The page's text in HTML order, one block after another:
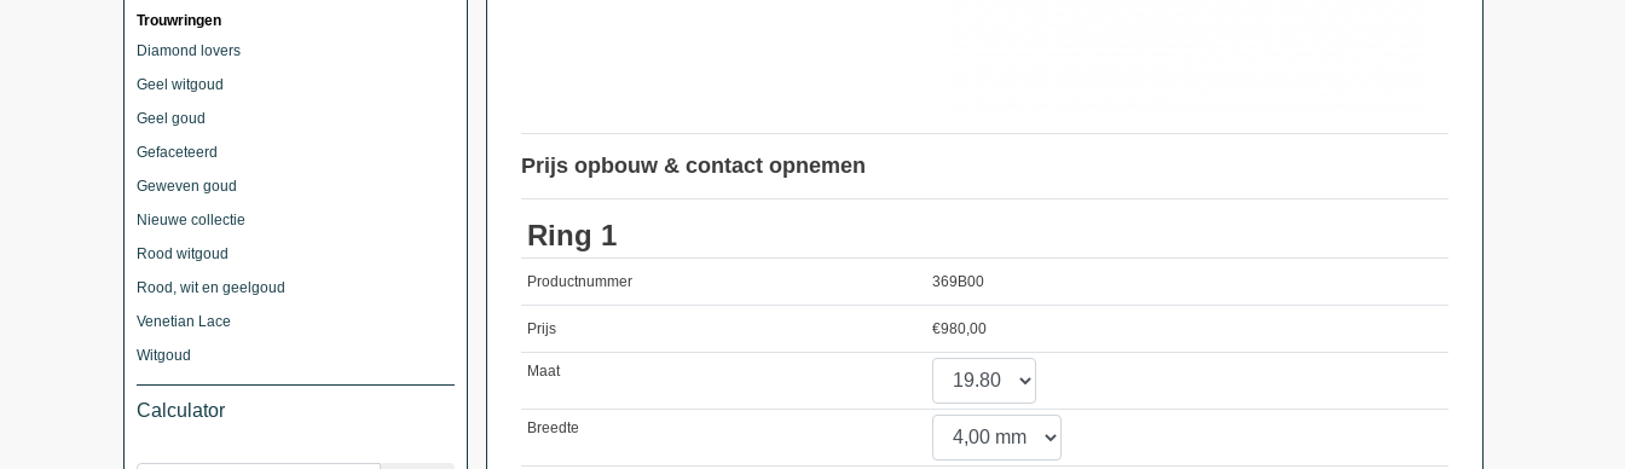
Prijs opbouw & contact opnemen
Ring 1
Productnummer 369B00
Prijs €980,00
Maat
Breedte
Trouwringen
Diamond lovers
Geel witgoud
Geel goud
Gefaceteerd
Geweven goud
Nieuwe collectie
Rood witgoud
Rood, wit en geelgoud
Venetian Lace
Witgoud
Calculator